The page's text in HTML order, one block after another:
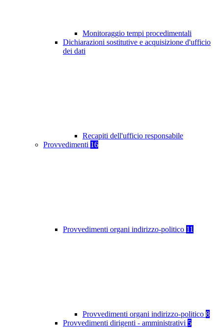
Monitoraggio tempi procedimentali
Dichiarazioni sostitutive e acquisizione d'ufficio
dei dati
Recapiti dell'ufficio responsabile
Provvedimenti 16
Provvedimenti organi indirizzo-politico 11
Provvedimenti organi indirizzo-politico 8
Provvedimenti dirigenti - amministrativi 5